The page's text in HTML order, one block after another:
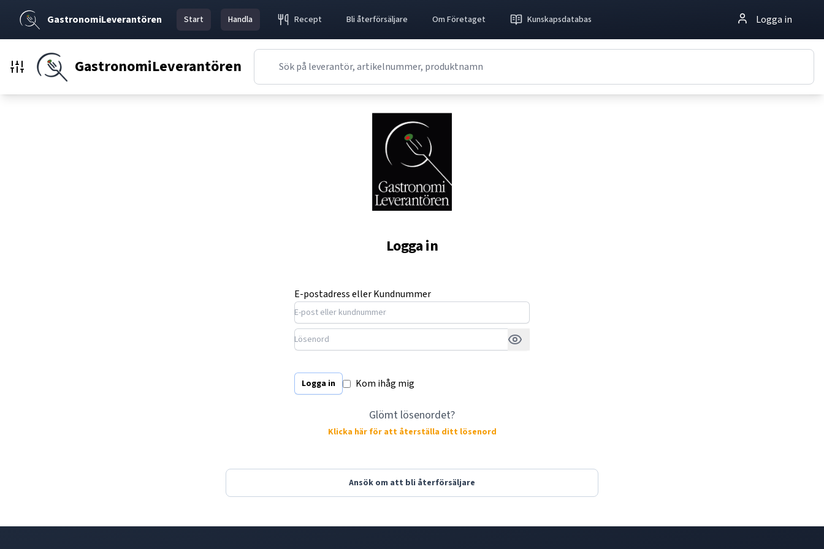
GastronomiLeverantören Start Handla Recept Bli återförsäljare Om Företaget Kunskapsdatabas Logga in
GastronomiLeverantören
Logga in
E-postadress eller Kundnummer
Logga in Kom ihåg mig
Glömt lösenordet?
Klicka här för att återställa ditt lösenord
Ansök om att bli återförsäljare